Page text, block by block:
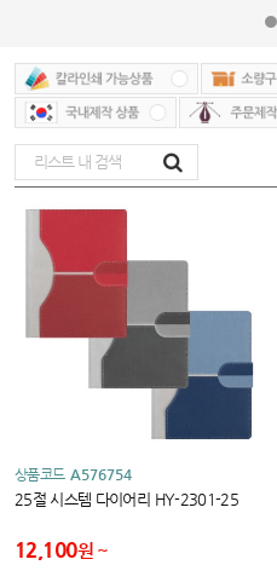
상품코드 A576754
25절 시스템 다이어리 HY-2301-25
12,100원